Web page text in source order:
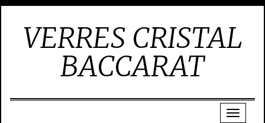
VERRES CRISTAL
BACCARAT